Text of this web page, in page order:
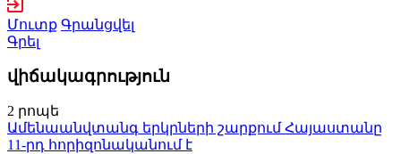
Մուտք Գրանցվել
Գրել
վիճակագրություն
2 րոպե
Ամենաանվտանգ երկրների շարքում Հայաստանը
11-րդ հորիզոնականում է